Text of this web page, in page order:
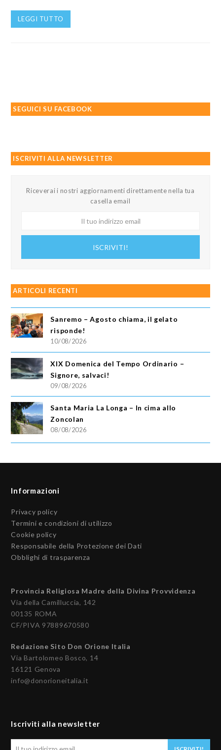
LEGGI TUTTO
SEGUICI SU FACEBOOK
ISCRIVITI ALLA NEWSLETTER
Riceverai i nostri aggiornamenti direttamente nella tua
casella email
ISCRIVITI!
ARTICOLI RECENTI
Sanremo – Agosto chiama, il gelato
risponde!
10/08/2026
XIX Domenica del Tempo Ordinario –
Signore, salvaci!
09/08/2026
Santa Maria La Longa – In cima allo
Zoncolan
08/08/2026
Informazioni
Privacy policy
Termini e condizioni di utilizzo
Cookie policy
Responsabile della Protezione dei Dati
Obblighi di trasparenza
Provincia Religiosa Madre della Divina Provvidenza
Via della Camilluccia, 142
00135 ROMA
CF/PIVA 97889670580
Redazione Sito Don Orione Italia
Via Bartolomeo Bosco, 14
16121 Genova
info@donorioneitalia.it
Iscriviti alla newsletter